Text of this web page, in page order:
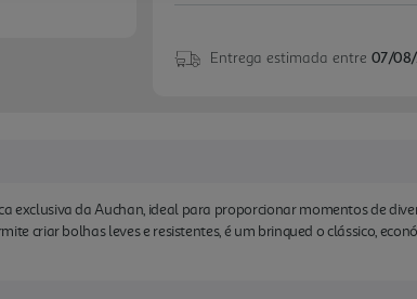
Entrega estimada entre 07/
exclusiva da Auchan, ideal para proporcionar momentos de
criar bolhas leves e resistentes, é um brinqued o clássico,